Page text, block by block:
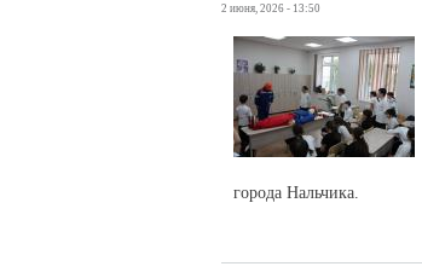
2 июня, 2026 - 13:50
города Нальчика.